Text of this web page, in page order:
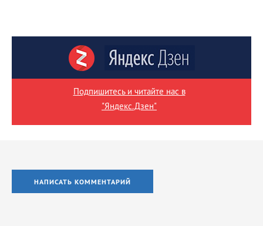
Подпишитесь и читайте нас в
"Яндекс.Дзен"
НАПИСАТЬ КОММЕНТАРИЙ